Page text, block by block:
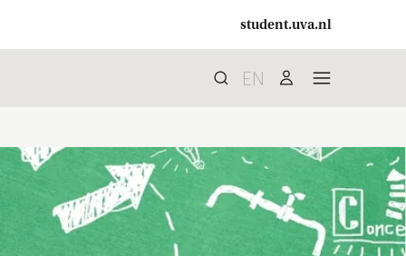
student.uva.nl
Zoeksearch
EN user menu